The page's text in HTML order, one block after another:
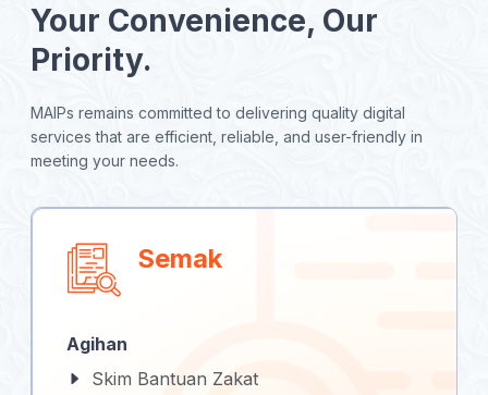
Your Convenience, Our
Priority.
MAIPs remains committed to delivering quality digital
services that are efficient, reliable, and user-friendly in
meeting your needs.
Semak
Agihan
Skim Bantuan Zakat